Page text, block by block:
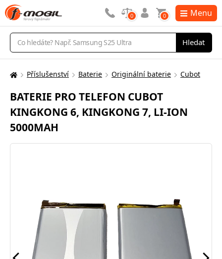
Vyhledávání
Hledat
0 0 Menu
Zde
nacházíte:
Příslušenství Baterie Originální baterie Cubot
BATERIE PRO TELEFON CUBOT
KINGKONG 6, KINGKONG 7, LI-ION
5000MAH